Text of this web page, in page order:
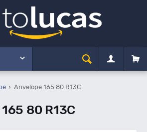
Anvelope 165 80 R13C
80 R13C